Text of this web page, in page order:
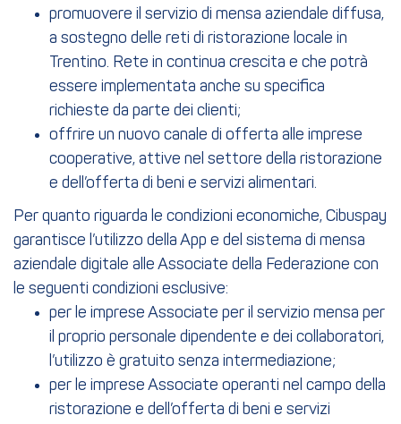
promuovere il servizio di mensa aziendale diffusa,
a sostegno delle reti di ristorazione locale in
Trentino. Rete in continua crescita e che potrà
essere implementata anche su specifica
richieste da parte dei clienti;
offrire un nuovo canale di offerta alle imprese
cooperative, attive nel settore della ristorazione
e dell’offerta di beni e servizi alimentari.
Per quanto riguarda le condizioni economiche, Cibuspay
garantisce l’utilizzo della App e del sistema di mensa
aziendale digitale alle Associate della Federazione con
le seguenti condizioni esclusive:
per le imprese Associate per il servizio mensa per
il proprio personale dipendente e dei collaboratori,
l’utilizzo è gratuito senza intermediazione;
per le imprese Associate operanti nel campo della
ristorazione e dell’offerta di beni e servizi